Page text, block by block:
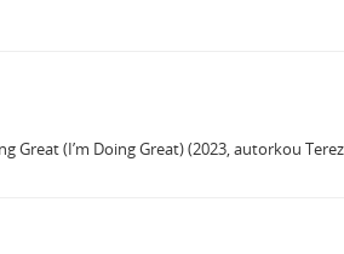
(I’m Doing Great) (2023, autorkou